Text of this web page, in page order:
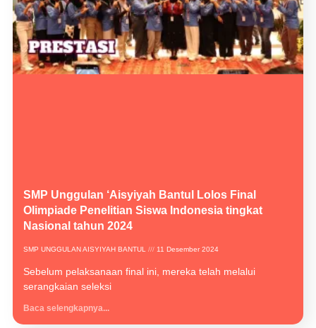
SMP Unggulan ‘Aisyiyah Bantul Lolos Final
Olimpiade Penelitian Siswa Indonesia tingkat
Nasional tahun 2024
SMP UNGGULAN AISYIYAH BANTUL 11 Desember 2024
Sebelum pelaksanaan final ini, mereka telah melalui
serangkaian seleksi
Baca selengkapnya...